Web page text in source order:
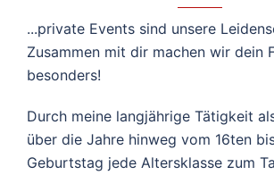
...private Events sind unsere
Zusammen mit dir machen wir dein
besonders!
Durch meine langjährige Tätigkeit
über die Jahre hinweg vom 16ten
Geburtstag jede Altersklasse zum